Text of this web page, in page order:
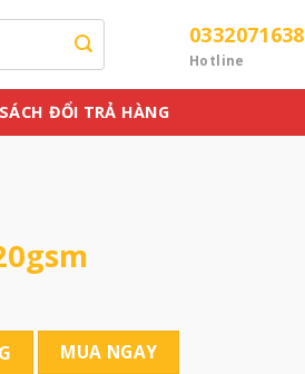
0332071638
Hotline
ĐỔI TRẢ HÀNG
MUA NGAY